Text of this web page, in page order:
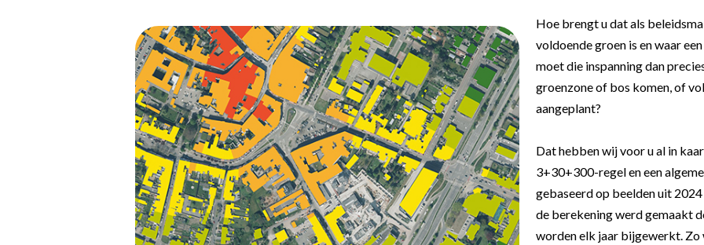
Hoe brengt u dat als
voldoende groen is en waar
moet die inspanning dan
groenzone of bos komen, of
aangeplant?
Dat hebben wij voor u al in
3+30+300-regel en een
gebaseerd op beelden uit
de berekening werd gemaakt
worden elk jaar bijgewerkt. Zo